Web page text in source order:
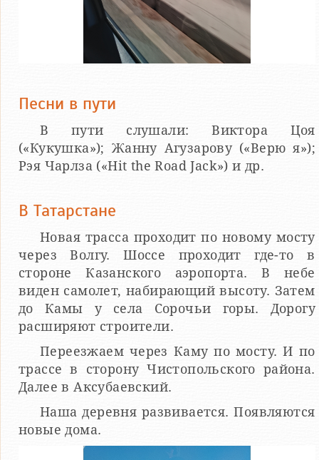
Песни в пути
В пути слушали: Виктора Цоя
(«Кукушка»); Жанну Агузарову («Верю я»);
Рэя Чарлза («Hit the Roаd Jack») и др.
В Татарстане
Новая трасса проходит по новому мосту
через Волгу. Шоссе проходит где-то в
стороне Казанского аэропорта. В небе
виден самолет, набирающий высоту. Затем
до Камы у села Сорочьи горы. Дорогу
расширяют строители.
Переезжаем через Каму по мосту. И по
трассе в сторону Чистопольского района.
Далее в Аксубаевский.
Наша деревня развивается. Появляются
новые дома.